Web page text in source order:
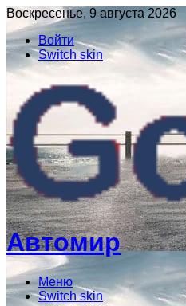
Воскресенье, 9 августа 2026
Войти
Switch skin
Автомир
Меню
Switch skin